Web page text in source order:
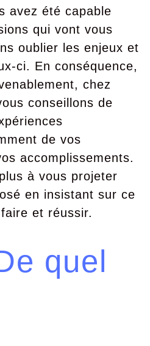
avez été capable
qui vont vous
oublier les enjeux et
ci. En conséquence,
chez
conseillons de
de vos
accomplissements.
à vous projeter
en insistant sur ce
et réussir.
quel